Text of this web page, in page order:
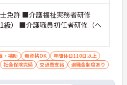
免許 ■介護福祉実務者研修
1級） ■介護職員初任者研修（ヘ
・補助 無資格OK
年間休日110日以上
社会保険完備 交通費支給 退職金制度あり